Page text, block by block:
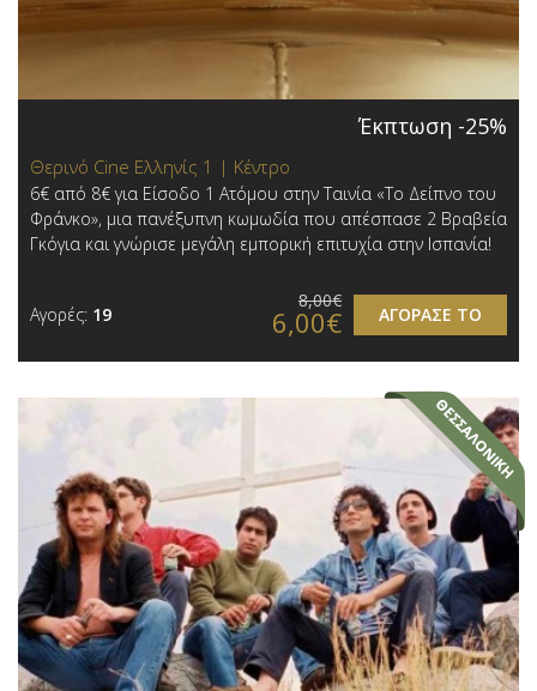
Έκπτωση -25%
Θερινό Cine Ελληνίς 1 | Κέντρο
6€ από 8€ για Είσοδο 1 Ατόμου στην Ταινία «Το Δείπνο του
Φράνκο», μια πανέξυπνη κωμωδία που απέσπασε 2 Βραβεία
Γκόγια και γνώρισε μεγάλη εμπορική επιτυχία στην Ισπανία!
Αγορές: 19 ΑΓΟΡΑΣΕ ΤΟ
8,00€
6,00€